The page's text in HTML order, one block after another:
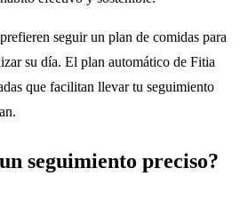
seguir un plan de comidas para
su día. El plan automático de Fitia
que facilitan llevar tu seguimiento
seguimiento preciso?